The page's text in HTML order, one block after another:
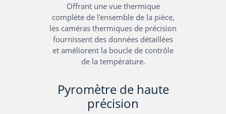
Offrant une vue thermique
complète de l'ensemble de la pièce,
les caméras thermiques de précision
fournissent des données détaillées
et améliorent la boucle de contrôle
de la température.
Pyromètre de haute
précision